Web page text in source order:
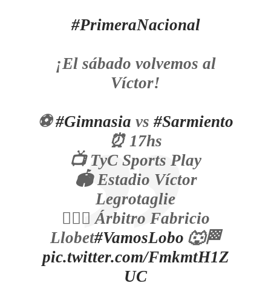
#PrimeraNacional
¡El sábado volvemos al
Víctor!
⚽#Gimnasia vs #Sarmiento
⏰ 17hs
📺 TyC Sports Play
🏟 Estadio Víctor
Legrotaglie
🙋🏻‍♂️ Árbitro Fabricio
Llobet#VamosLobo 🐺🏁
pic.twitter.com/FmkmtH1Z
UC